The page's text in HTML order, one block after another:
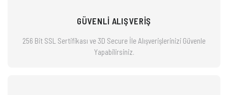
GÜVENLİ ALIŞVERİŞ
256 Bit SSL Sertifikası ve 3D Secure İle Alışverişlerinizi Güvenle
Yapabilirsiniz.